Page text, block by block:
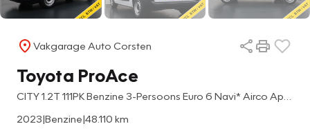
Vakgarage Auto Corsten
Toyota ProAce
2023|Benzine|48.110 km